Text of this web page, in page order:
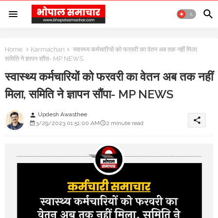
Home Karmachari
स्वास्थ्य कर्मचारियों को फरवरी का वेतन अब तक नहीं मिला,
समिति ने ज्ञापन सौंपा- MP NEWS
स्वास्थ्य कर्मचारियों को फरवरी का वेतन अब तक नहीं
मिला, समिति ने ज्ञापन सौंपा- MP NEWS
person Updesh Awasthee
3/29/2023 01:51:00 AM
2 minute read share